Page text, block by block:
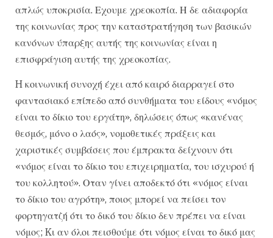
απλώς υποκρισία. Εχουμε χρεοκοπία. Η δε αδιαφορία
της κοινωνίας προς την καταστρατήγηση των βασικών
κανόνων ύπαρξης αυτής της κοινωνίας είναι η
επισφράγιση αυτής της χρεοκοπίας.
H κοινωνική συνοχή έχει από καιρό διαρραγεί στο
φαντασιακό επίπεδο από συνθήματα του είδους «νόμος
είναι το δίκιο του εργάτη», δηλώσεις όπως «κανένας
θεσμός, μόνο ο λαός», νομοθετικές πράξεις και
χαριστικές συμβάσεις που έμπρακτα δείχνουν ότι
«νόμος είναι το δίκιο του επιχειρηματία, του ισχυρού ή
του κολλητού». Οταν γίνει αποδεκτό ότι «νόμος είναι
το δίκιο του αγρότη», ποιος μπορεί να πείσει τον
φορτηγατζή ότι το δικό του δίκιο δεν πρέπει να είναι
νόμος; Kι αν όλοι πεισθούμε ότι νόμος είναι το δικό μας